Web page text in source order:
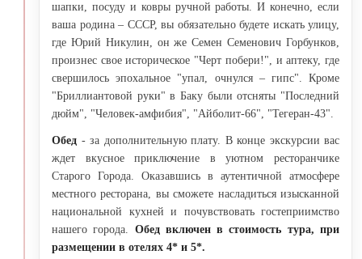
шапки, посуду и ковры ручной работы. И конечно, если
ваша родина – СССР, вы обязательно будете искать улицу,
где Юрий Никулин, он же Семен Семенович Горбунков,
произнес свое историческое "Черт побери!", и аптеку, где
свершилось эпохальное "упал, очнулся – гипс". Кроме
"Бриллиантовой руки" в Баку были отсняты "Последний
дюйм", "Человек-амфибия", "Айболит-66", "Тегеран-43".
Обед - за дополнительную плату. В конце экскурсии вас
ждет вкусное приключение в уютном ресторанчике
Старого Города. Оказавшись в аутентичной атмосфере
местного ресторана, вы сможете насладиться изысканной
национальной кухней и почувствовать гостеприимство
нашего города. Обед включен в стоимость тура, при
размещении в отелях 4* и 5*.